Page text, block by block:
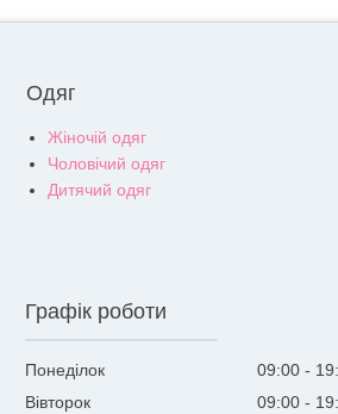
Одяг
Жіночій одяг
Чоловічий одяг
Дитячий одяг
Графік роботи
Понеділок 09:00
Вівторок
09:00